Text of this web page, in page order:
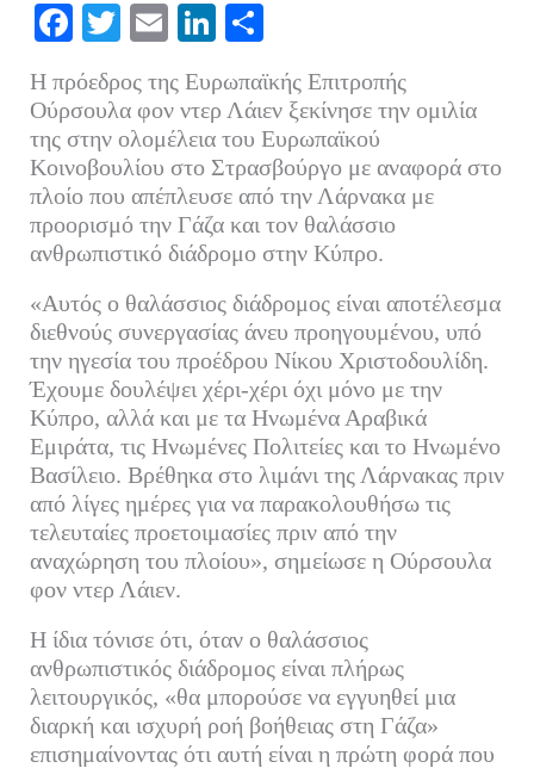
Fa
ce
bo
ok
T
tte
r
E
ail
Li
ed
In
οι
ρ
α
στ
εί
τε
Η πρόεδρος της Ευρωπαϊκής Επιτροπής
Ούρσουλα φον ντερ Λάιεν ξεκίνησε την ομιλία
της στην ολομέλεια του Ευρωπαϊκού
Κοινοβουλίου στο Στρασβούργο με αναφορά στο
πλοίο που απέπλευσε από την Λάρνακα με
προορισμό την Γάζα και τον θαλάσσιο
ανθρωπιστικό διάδρομο στην Κύπρο.
«Αυτός ο θαλάσσιος διάδρομος είναι αποτέλεσμα
διεθνούς συνεργασίας άνευ προηγουμένου, υπό
την ηγεσία του προέδρου Νίκου Χριστοδουλίδη.
Έχουμε δουλέψει χέρι-χέρι όχι μόνο με την
Κύπρο, αλλά και με τα Ηνωμένα Αραβικά
Εμιράτα, τις Ηνωμένες Πολιτείες και το Ηνωμένο
Βασίλειο. Βρέθηκα στο λιμάνι της Λάρνακας πριν
από λίγες ημέρες για να παρακολουθήσω τις
τελευταίες προετοιμασίες πριν από την
αναχώρηση του πλοίου», σημείωσε η Ούρσουλα
φον ντερ Λάιεν.
Η ίδια τόνισε ότι, όταν ο θαλάσσιος
ανθρωπιστικός διάδρομος είναι πλήρως
λειτουργικός, «θα μπορούσε να εγγυηθεί μια
διαρκή και ισχυρή ροή βοήθειας στη Γάζα»
επισημαίνοντας ότι αυτή είναι η πρώτη φορά που